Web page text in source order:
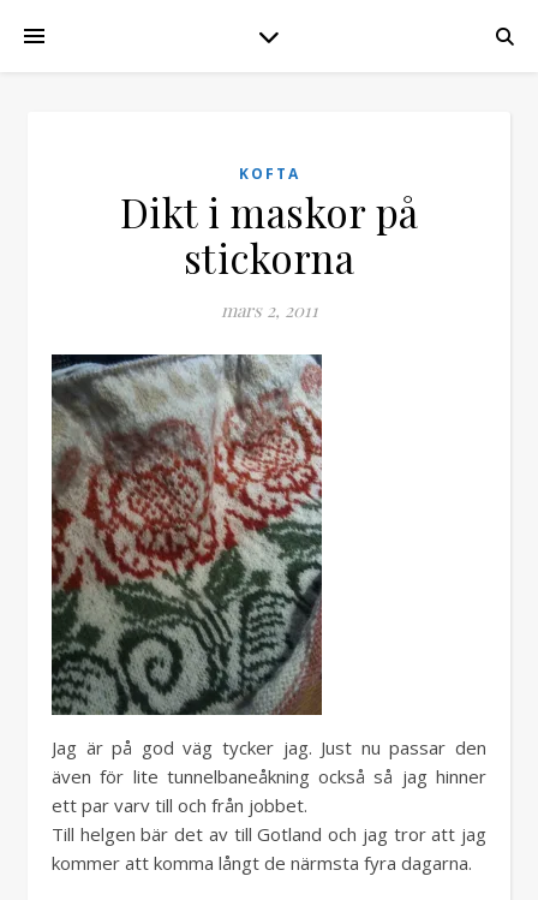
KOFTA
Dikt i maskor på
stickorna
mars 2, 2011
Jag är på god väg tycker jag. Just nu passar den
även för lite tunnelbaneåkning också så jag hinner
ett par varv till och från jobbet.
Till helgen bär det av till Gotland och jag tror att jag
kommer att komma långt de närmsta fyra dagarna.